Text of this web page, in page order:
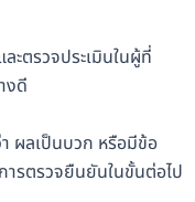
ะตรวจประเมินในผู้ที่
งดี
ผลเป็นบวก หรือมีข้อ
ารตรวจยืนยันในขั้นต่อไป